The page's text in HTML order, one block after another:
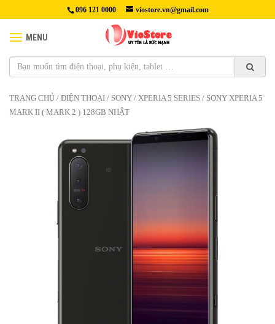
096 121 0000 viostore.vn@gmail.com
MENU
TRANG CHỦ / ĐIỆN THOẠI / SONY / XPERIA 5 SERIES / SONY XPERIA 5
MARK II ( MARK 2 ) 128GB NHẬT